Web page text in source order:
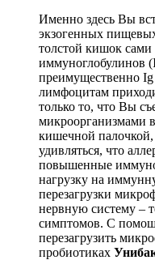
Именно здесь Вы
экзогенных
толстой кишок
иммуноглобулинов
преимущественно Ig
лимфоцитам
только то, что Вы
микроорганизмами
кишечной
удивляться, что
повышенные
нагрузку на
перезагрузки
нервную систему –
симптомов. С
перезагрузить
пробиотиках